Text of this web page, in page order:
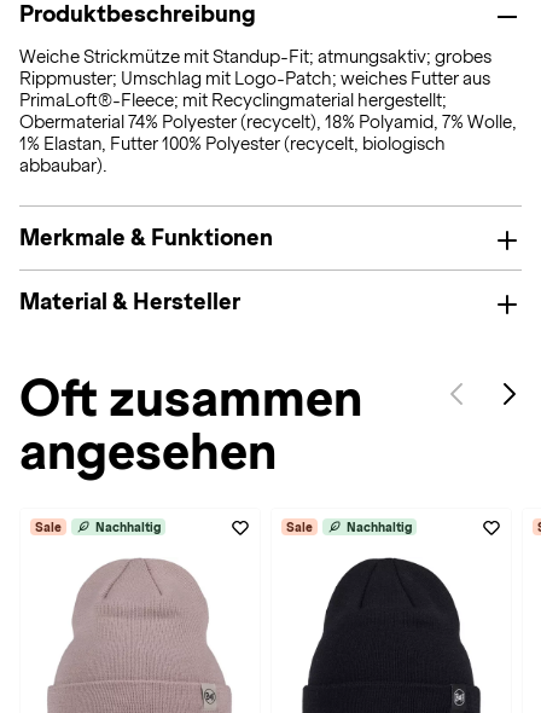
Produktbeschreibung
Weiche Strickmütze mit Standup-Fit; atmungsaktiv; grobes
Rippmuster; Umschlag mit Logo-Patch; weiches Futter aus
PrimaLoft®-Fleece; mit Recyclingmaterial hergestellt;
Obermaterial 74% Polyester (recycelt), 18% Polyamid, 7% Wolle,
1% Elastan, Futter 100% Polyester (recycelt, biologisch
abbaubar).
Merkmale & Funktionen
Material & Hersteller
Oft zusammen
angesehen
Sale Nachhaltig Sale Nachhaltig